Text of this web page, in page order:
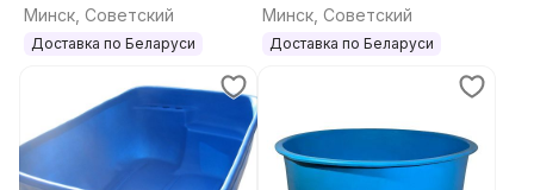
Минск, Советский
Доставка по Беларуси
Минск, Советский
Доставка по Беларуси